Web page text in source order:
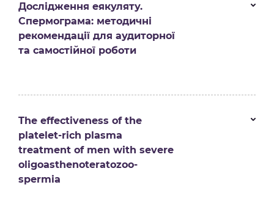
Дослідження еякуляту.
Спермограма: методичні
рекомендації для аудиторної
та самостійної роботи
The effectiveness of the
platelet-rich plasma
treatment of men with severe
oligoasthenoteratozoo-
spermia